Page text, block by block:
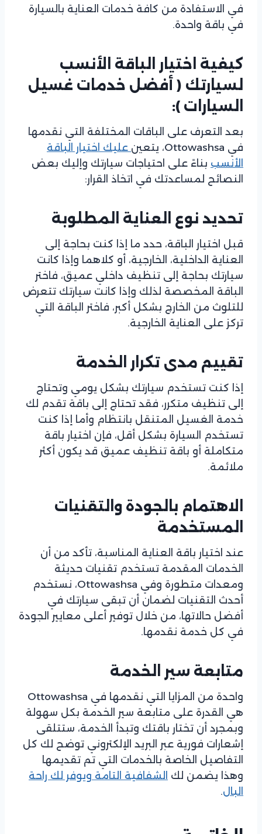
في الاستفادة من كافة خدمات العناية بالسيارة
في باقة واحدة.
كيفية اختيار الباقة الأنسب
لسيارتك ( أفضل خدمات غسيل
السيارات ):
بعد التعرف على الباقات المختلفة التي نقدمها
في Ottowashsa، يتعين
عليك اختيار الباقة
الأنسب بناءً على احتياجات سيارتك وإليك بعض
النصائح لمساعدتك في اتخاذ القرار:
تحديد نوع العناية المطلوبة
قبل اختيار الباقة، حدد ما إذا كنت بحاجة إلى
العناية الداخلية، الخارجية، أو كلاهما وإذا كانت
سيارتك بحاجة إلى تنظيف داخلي عميق، فاختر
الباقة المخصصة لذلك وإذا كانت سيارتك تتعرض
للتلوث من الخارج بشكل أكبر، فاختر الباقة التي
تركز على العناية الخارجية.
تقييم مدى تكرار الخدمة
إذا كنت تستخدم سيارتك بشكل يومي وتحتاج
إلى تنظيف متكرر، فقد تحتاج إلى باقة تقدم لك
خدمة الغسيل المتنقل بانتظام وأما إذا كنت
تستخدم السيارة بشكل أقل، فإن اختيار باقة
متكاملة أو باقة تنظيف عميق قد يكون أكثر
ملائمة.
الاهتمام بالجودة والتقنيات
المستخدمة
عند اختيار باقة العناية المناسبة، تأكد من أن
الخدمات المقدمة تستخدم تقنيات حديثة
ومعدات متطورة وفي Ottowashsa، نستخدم
أحدث التقنيات لضمان أن تبقى سيارتك في
أفضل حالاتها، من خلال توفير أعلى معايير الجودة
في كل خدمة نقدمها.
متابعة سير الخدمة
واحدة من المزايا التي نقدمها في Ottowashsa
هي القدرة على متابعة سير الخدمة بكل سهولة
وبمجرد أن تختار باقتك وتبدأ الخدمة، ستتلقى
إشعارات فورية عبر البريد الإلكتروني توضح لك كل
التفاصيل الخاصة بالخدمات التي تم تقديمها
وهذا يضمن لك الشفافية التامة ويوفر لك راحة
البال.